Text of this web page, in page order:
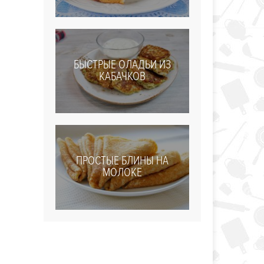
БЫСТРЫЕ ОЛАДЬИ ИЗ
КАБАЧКОВ
ПРОСТЫЕ БЛИНЫ НА
МОЛОКЕ